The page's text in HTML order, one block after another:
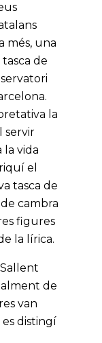
més, una
de
la
servir
la vida
el
tasca de
cambra
figures
la lírica.
de
van
distingí